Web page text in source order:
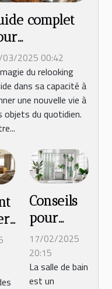
complet
un
meuble
pin en une
moderne
2025 00:42
du relooking
dans sa capacité à
une nouvelle vie à
objets du quotidien.
Conseils
pour
choisir le
rideau de
douche
17/02/2025
20:15
La salle de bain
est un